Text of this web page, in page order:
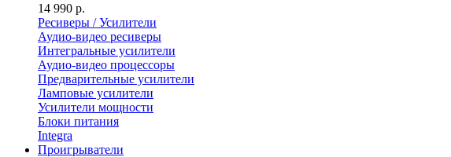
14 990 р.
Ресиверы / Усилители
Аудио-видео ресиверы
Интегральные усилители
Аудио-видео процессоры
Предварительные усилители
Ламповые усилители
Усилители мощности
Блоки питания
Integra
Проигрыватели